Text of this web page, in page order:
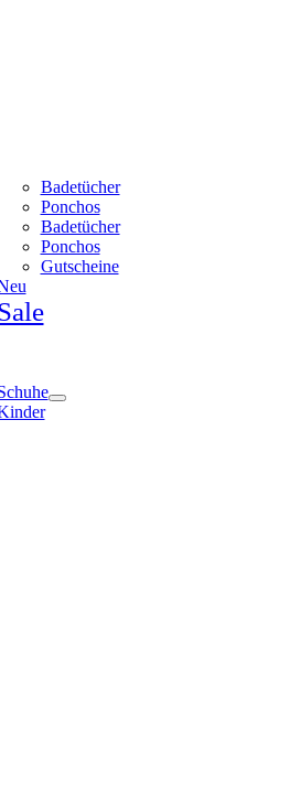
Badetücher
Ponchos
Badetücher
Ponchos
Gutscheine